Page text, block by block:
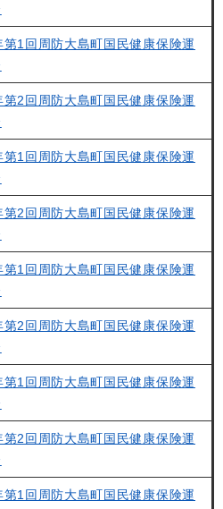
1回周防大島町国民健康保険運
2回周防大島町国民健康保険運
1回周防大島町国民健康保険運
2回周防大島町国民健康保険運
1回周防大島町国民健康保険運
2回周防大島町国民健康保険運
1回周防大島町国民健康保険運
2回周防大島町国民健康保険運
1回周防大島町国民健康保険運